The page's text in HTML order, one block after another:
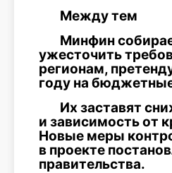
Между тем
Минфин
ужесточить
регионам,
году на
Их заставят
и зависимость от
Новые меры
в проекте
правительства.